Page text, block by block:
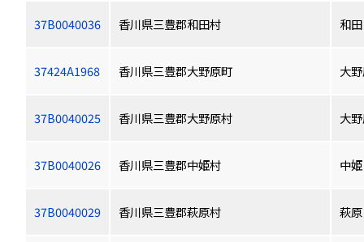
37B0040036 香川県三豊郡和田村 和田
37424A1968 香川県三豊郡大野原町 大
37B0040025 香川県三豊郡大野原村 大
37B0040026 香川県三豊郡中姫村 中姫
37B0040029 香川県三豊郡萩原村 萩原